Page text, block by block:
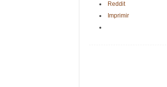
Reddit
Imprimir